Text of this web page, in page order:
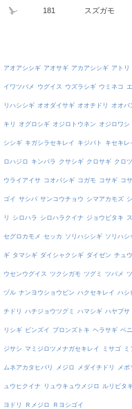
181 スズガモ
アオアシシギ アオサギ アカアシシギ アトリ
イワツバメ ウグイス ウズラシギ ウミネコ
リハシシギ オオダイサギ オオチドリ オオバ
キリ オグロシギ オジロトウネン オジロワシ
シシギ キガシラセキレイ キジバト キセキレ
ロハジロ キンパラ クサシギ クロサギ クロ
ウライアイサ コオバシギ コガモ コサギ コ
ゴイ サシバ サンコウチョウ シマアカモズ
リ シロハラ シロハラクイナ ジョウビタキ
セグロカモメ セッカ ソリハシシギ ソリハシ
ギ タマシギ ダイシャクシギ ダイゼン チュ
ウセンウグイス ツクシガモ ツグミ ツバメ
ヅル ナンヨウショウビン ハクセキレイ ハシ
チドリ ハチジョウツグミ ハマシギ ハヤブサ
リシギ ビンズイ ブロンズトキ ヘラサギ ベ
ジサシ マミジロツメナガセキレイ ミサゴ ミ
ムネアカタヒバリ メジロ メダイチドリ メ
ュウヒクイナ リュウキュウメジロ ルリビタキ
ヨドリ Ｒメジロ Ｒヨシゴイ